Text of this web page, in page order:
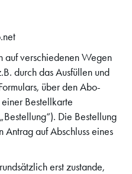
auf verschiedenen Wegen
durch das Ausfüllen und
über den Abo-
Bestellkarte
Die Bestellung
auf Abschluss eines
erst zustande,